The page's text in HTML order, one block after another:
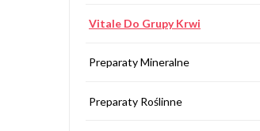
Vitale Do Grupy Krwi
Preparaty Mineralne
Preparaty Roślinne